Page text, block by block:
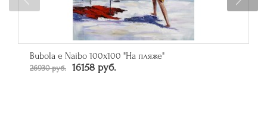
Bubola e Naibo 100х100 "На пляже"
26930 руб. 16158 руб.